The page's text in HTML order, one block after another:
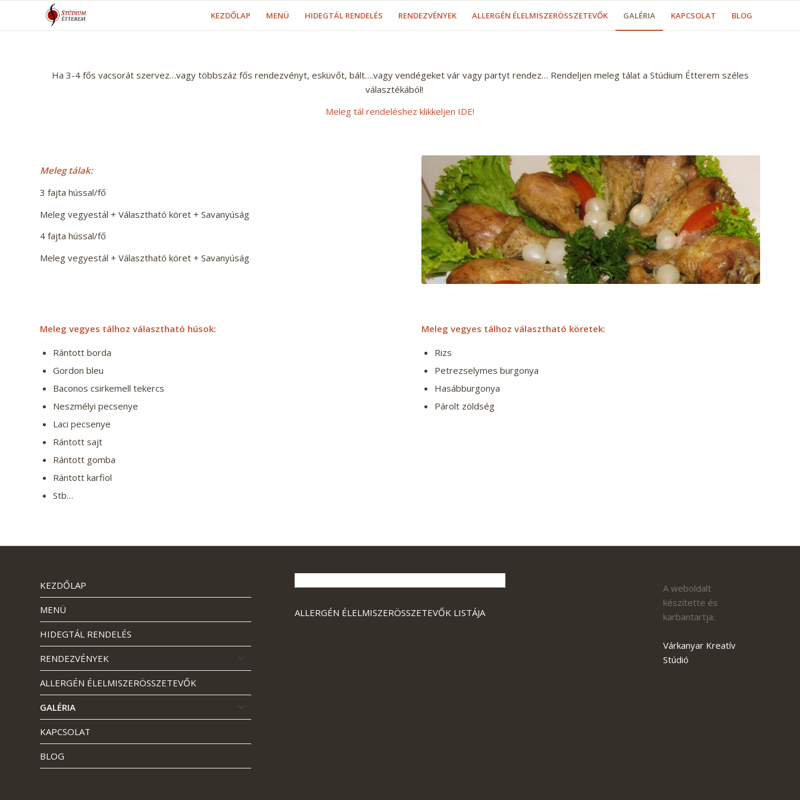
KEZDŐLAP MENÜ HIDEGTÁL RENDELÉS RENDEZVÉNYEK ALLERGÉN ÉLELMISZERÖSSZETEVŐK GALÉRIA KAPCSOLAT BLOG
Ha 3-4 fős vacsorát szervez…vagy többszáz fős rendezvényt, esküvőt, bált….vagy vendégeket vár vagy partyt rendez… Rendeljen meleg tálat a Stúdium Étterem széles
választékából!
Meleg tál rendeléshez klikkeljen IDE!
Meleg tálak:
3 fajta hússal/fő
Meleg vegyestál + Választható köret + Savanyúság
4 fajta hússal/fő
Meleg vegyestál + Választható köret + Savanyúság
Meleg vegyes tálhoz választható húsok:
Rántott borda
Gordon bleu
Baconos csirkemell tekercs
Neszmélyi pecsenye
Laci pecsenye
Rántott sajt
Rántott gomba
Rántott karfiol
Stb…
Meleg vegyes tálhoz választható köretek:
Rizs
Petrezselymes burgonya
Hasábburgonya
Párolt zöldség
KEZDŐLAP
MENÜ
HIDEGTÁL RENDELÉS
RENDEZVÉNYEK
ALLERGÉN ÉLELMISZERÖSSZETEVŐK
GALÉRIA
KAPCSOLAT
BLOG
ALLERGÉN ÉLELMISZERÖSSZETEVŐK LISTÁJA
A weboldalt
készítette és
karbantartja:
Várkanyar Kreatív
Stúdió